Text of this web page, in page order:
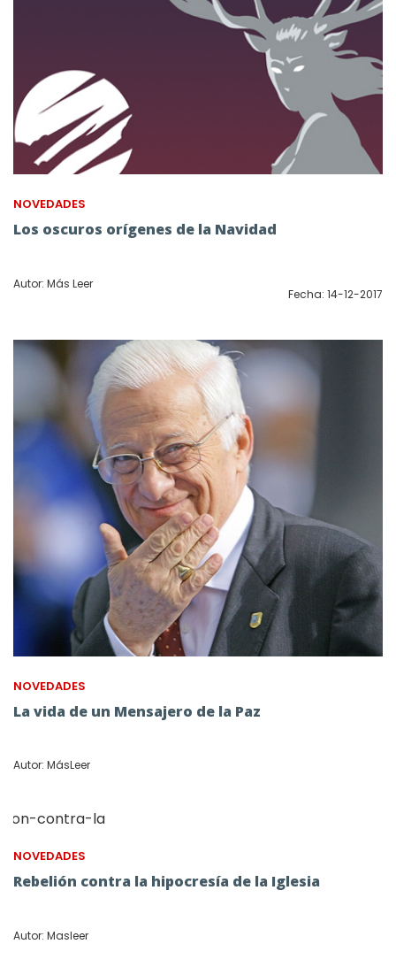
NOVEDADES
Los oscuros orígenes de la Navidad
Autor: Más Leer
Fecha: 14-12-2017
NOVEDADES
La vida de un Mensajero de la Paz
Autor: MásLeer
NOVEDADES
Rebelión contra la hipocresía de la Iglesia
Autor: Masleer